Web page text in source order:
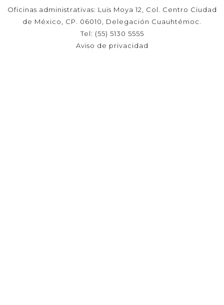
Oficinas administrativas: Luis Moya 12, Col. Centro Ciudad
de México, CP. 06010, Delegación Cuauhtémoc.
Tel: (55) 5130 5555
Aviso de privacidad